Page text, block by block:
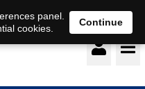
Deutsch français
panel.
cookies.
Continue